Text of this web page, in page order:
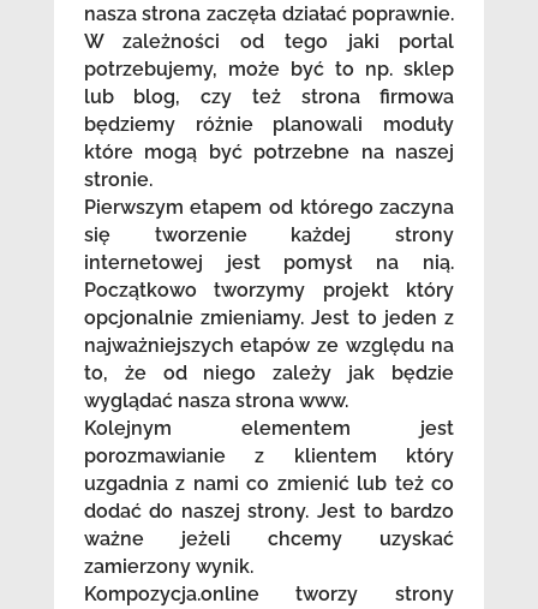
nasza strona zaczęła działać poprawnie.
W zależności od tego jaki portal
potrzebujemy, może być to np. sklep
lub blog, czy też strona firmowa
będziemy różnie planowali moduły
które mogą być potrzebne na naszej
stronie.
Pierwszym etapem od którego zaczyna
się tworzenie każdej strony
internetowej jest pomysł na nią.
Początkowo tworzymy projekt który
opcjonalnie zmieniamy. Jest to jeden z
najważniejszych etapów ze względu na
to, że od niego zależy jak będzie
wyglądać nasza strona www.
Kolejnym elementem jest
porozmawianie z klientem który
uzgadnia z nami co zmienić lub też co
dodać do naszej strony. Jest to bardzo
ważne jeżeli chcemy uzyskać
zamierzony wynik.
Kompozycja.online tworzy strony